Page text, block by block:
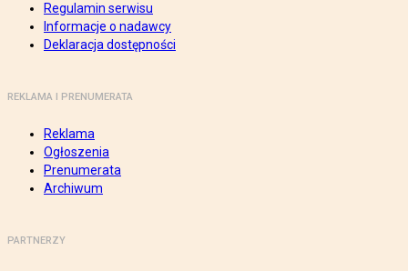
Regulamin serwisu
Informacje o nadawcy
Deklaracja dostępności
REKLAMA I PRENUMERATA
Reklama
Ogłoszenia
Prenumerata
Archiwum
PARTNERZY